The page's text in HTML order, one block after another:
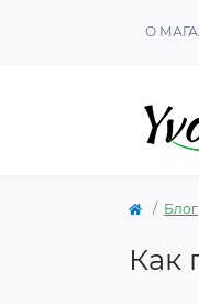
О
Блог
Как